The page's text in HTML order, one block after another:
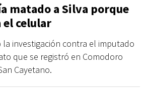
matado a Silva porque
el celular
la investigación contra el imputado
que se registró en Comodoro
Cayetano.